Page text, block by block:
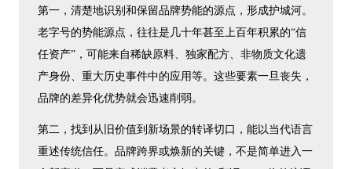
第一，清楚地识别和保留品牌势能的源点，形成护城河。
老字号的势能源点，往往是几十年甚至上百年积累的“信
任资产”，可能来自稀缺原料、独家配方、非物质文化遗
产身份、重大历史事件中的应用等。这些要素一旦丧失，
品牌的差异化优势就会迅速削弱。
第二，找到从旧价值到新场景的转译切口，能以当代语言
重述传统信任。品牌跨界或焕新的关键，不是简单进入一